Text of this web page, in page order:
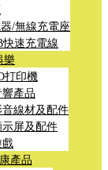
/無線充電座
快速充電線
樂
打印機
響產品
音線材及配件
示屏及配件
戲
產品